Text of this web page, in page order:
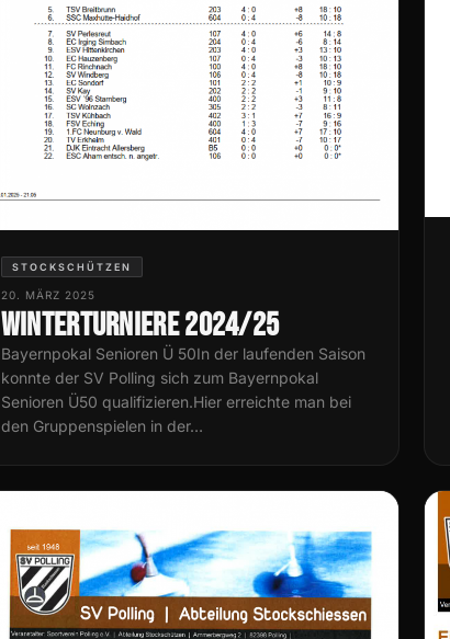
STOCKSCHÜTZEN
20. MÄRZ 2025
Winterturniere 2024/25
Bayernpokal Senioren Ü 50In der laufenden Saison
konnte der SV Polling sich zum Bayernpokal
Senioren Ü50 qualifizieren.Hier erreichte man bei
den Gruppenspielen in der…